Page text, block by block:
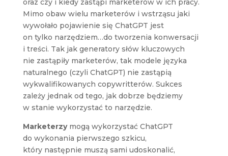
oraz czy i kiedy zastąpi marketerów w ich pracy.
Mimo obaw wielu marketerów i wstrząsu jaki
wywołało pojawienie się ChatGPT jest
on tylko narzędziem…do tworzenia konwersacji
i treści. Tak jak generatory słów kluczowych
nie zastąpiły marketerów, tak modele języka
naturalnego (czyli ChatGPT) nie zastąpią
wykwalifikowanych copywritterów. Sukces
zależy jednak od tego, jak dobrze będziemy
w stanie wykorzystać to narzędzie.
Marketerzymogą wykorzystać ChatGPT
do wykonania pierwszego szkicu,
który następnie muszą sami udoskonalić,